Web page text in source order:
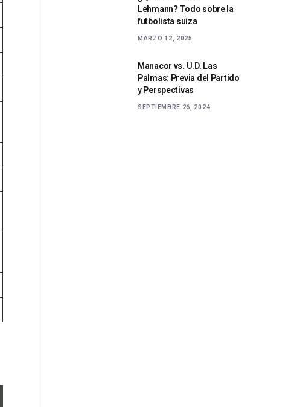
Lehmann? Todo sobre la
futbolista suiza
MARZO 12, 2025
Manacor vs. U.D. Las
Palmas: Previa del Partido
y Perspectivas
SEPTIEMBRE 26, 2024